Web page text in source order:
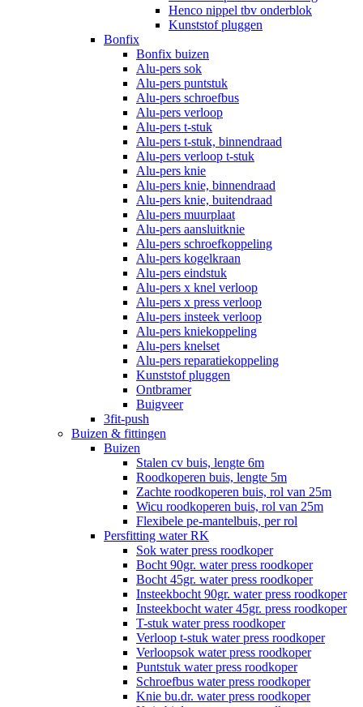
Henco nippel tbv onderblok
Kunststof pluggen
Bonfix
Bonfix buizen
Alu-pers sok
Alu-pers puntstuk
Alu-pers schroefbus
Alu-pers verloop
Alu-pers t-stuk
Alu-pers t-stuk, binnendraad
Alu-pers verloop t-stuk
Alu-pers knie
Alu-pers knie, binnendraad
Alu-pers knie, buitendraad
Alu-pers muurplaat
Alu-pers aansluitknie
Alu-pers schroefkoppeling
Alu-pers kogelkraan
Alu-pers eindstuk
Alu-pers x knel verloop
Alu-pers x press verloop
Alu-pers insteek verloop
Alu-pers kniekoppeling
Alu-pers knelset
Alu-pers reparatiekoppeling
Kunststof pluggen
Ontbramer
Buigveer
3fit-push
Buizen & fittingen
Buizen
Stalen cv buis, lengte 6m
Roodkoperen buis, lengte 5m
Zachte roodkoperen buis, rol van 25m
Wicu roodkoperen buis, rol van 25m
Flexibele pe-mantelbuis, per rol
Persfitting water RK
Sok water press roodkoper
Bocht 90gr. water press roodkoper
Bocht 45gr. water press roodkoper
Insteekbocht 90gr. water press roodkoper
Insteekbocht water 45gr. press roodkoper
T-stuk water press roodkoper
Verloop t-stuk water press roodkoper
Verloopsok water press roodkoper
Puntstuk water press roodkoper
Schroefbus water press roodkoper
Knie bu.dr. water press roodkoper